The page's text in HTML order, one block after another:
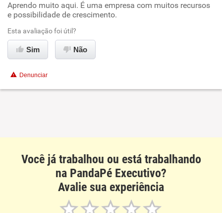
Oportunidade de promoção
Ambiente de trabalho
Conciliação com a vida familiar
Aprendo muito aqui. É uma empresa com muitos recursos
e possibilidade de crescimento.
Esta avaliação foi útil?
Sim Não
Denunciar
Você já trabalhou ou está trabalhando
na PandaPé Executivo?
Avalie sua experiência